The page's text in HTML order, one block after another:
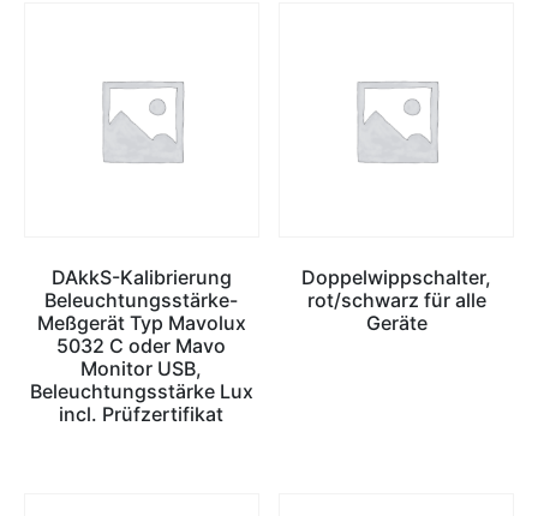
DAkkS-Kalibrierung
Beleuchtungsstärke-
Meßgerät Typ Mavolux
5032 C oder Mavo
Monitor USB,
Beleuchtungsstärke Lux
incl. Prüfzertifikat
Doppelwippschalter,
rot/schwarz für alle
Geräte